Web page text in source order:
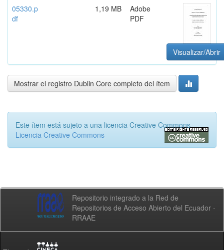
05330.p
df
1,19 MB
Adobe
PDF
Visualizar/Abrir
Mostrar el registro Dublin Core completo del ítem
Este ítem está sujeto a una licencia Creative Commons
Licencia Creative Commons
Repositorio integrado a la Red de
Repositorios de Acceso Abierto del Ecuador -
RRAAE